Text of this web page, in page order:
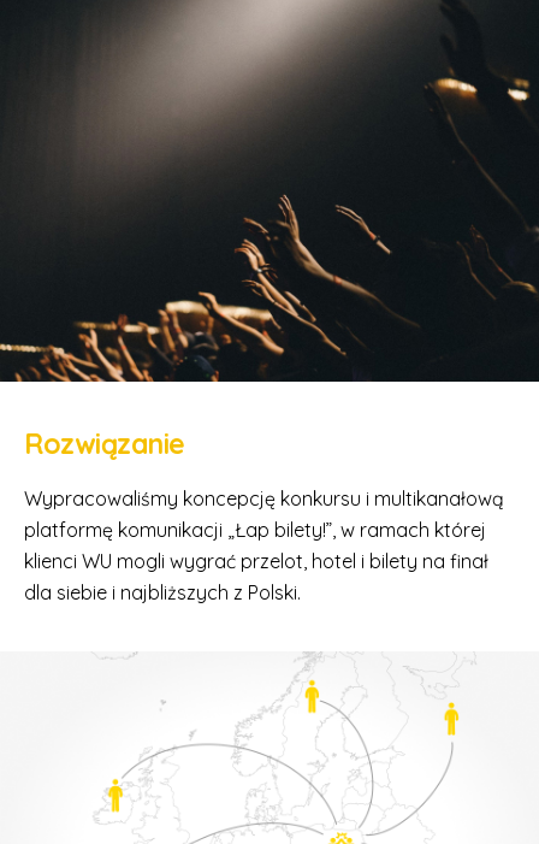
Rozwiązanie
Wypracowaliśmy koncepcję konkursu i multikanałową
platformę komunikacji „Łap bilety!”, w ramach której
klienci WU mogli wygrać przelot, hotel i bilety na finał
dla siebie i najbliższych z Polski.